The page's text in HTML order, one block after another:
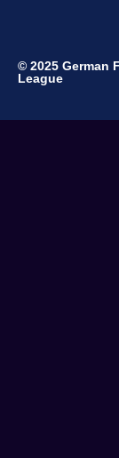
© 2025 German
League